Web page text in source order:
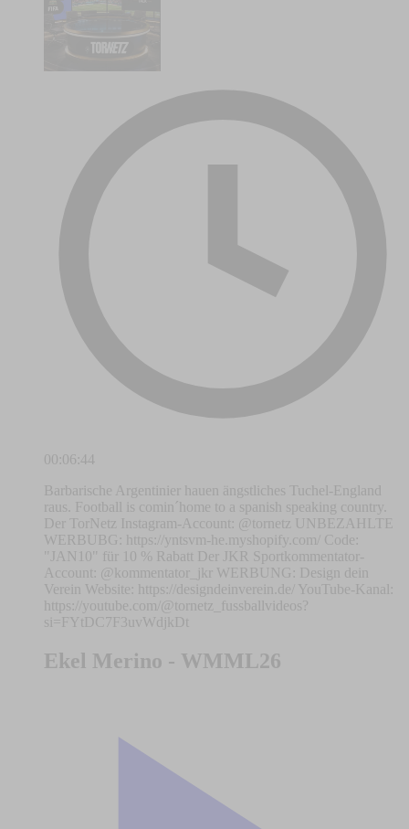
00:06:44
Barbarische Argentinier hauen ängstliches Tuchel-England
raus. Football is comin´home to a spanish speaking country.
Der TorNetz Instagram-Account: @tornetz UNBEZAHLTE
WERBUBG: https://yntsvm-he.myshopify.com/ Code:
"JAN10" für 10 % Rabatt Der JKR Sportkommentator-
Account: @kommentator_jkr WERBUNG: Design dein
Verein Website: https://designdeinverein.de/ YouTube-Kanal:
https://youtube.com/@tornetz_fussballvideos?
si=FYtDC7F3uvWdjkDt
Ekel Merino - WMML26